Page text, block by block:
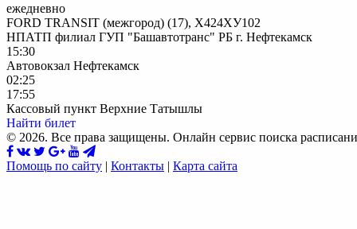
ежедневно
FORD TRANSIT (межгород) (17), Х424ХУ102
НПАТП филиал ГУП "Башавтотранс" РБ г. Нефтекамск
15:30
Автовокзал Нефтекамск
02:25
17:55
Кассовый пункт Верхние Татышлы
Найти билет
© 2026. Все права защищены. Онлайн сервис поиска
Помощь по сайту | Контакты | Карта сайта